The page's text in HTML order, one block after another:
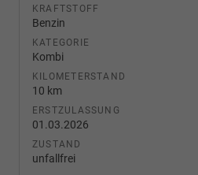
KRAFTSTOFF
Benzin
KATEGORIE
Kombi
KILOMETERSTAND
10 km
ERSTZULASSUNG
01.03.2026
ZUSTAND
unfallfrei